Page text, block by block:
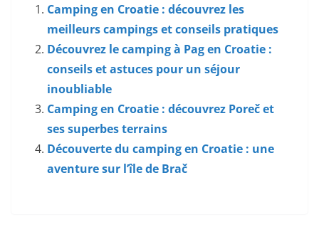
Camping en Croatie : découvrez les
meilleurs campings et conseils pratiques
Découvrez le camping à Pag en Croatie :
conseils et astuces pour un séjour
inoubliable
Camping en Croatie : découvrez Poreč et
ses superbes terrains
Découverte du camping en Croatie : une
aventure sur l’île de Brač